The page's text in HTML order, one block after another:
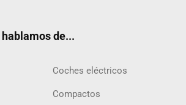
de...
Coches eléctricos
Compactos